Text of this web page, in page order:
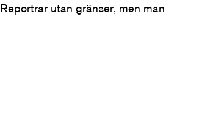
utan gränser, men man